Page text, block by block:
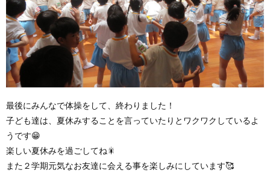
最後にみんなで体操をして、終わりました！
子ども達は、夏休みすることを言っていたりとワクワクしているよ
うです😁
楽しい夏休みを過ごしてね🎇
また２学期元気なお友達に会える事を楽しみにしています🥰